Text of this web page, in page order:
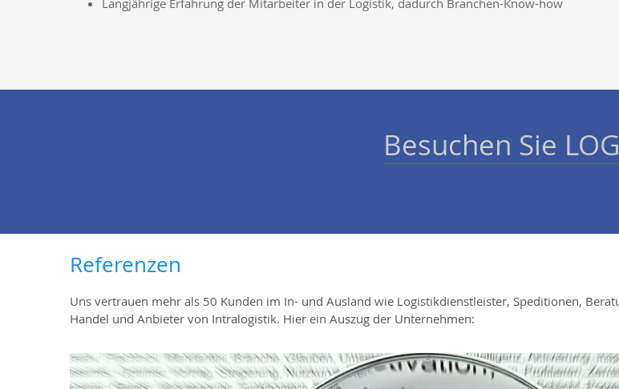
Langjährige Erfahrung der Mitarbeiter in der Logistik, dadurch Branchen-Know-how
Besuchen Sie
Referenzen
Uns vertrauen mehr als 50 Kunden im In- und Ausland wie Logistikdienstleister, Speditionen,
Handel und Anbieter von Intralogistik. Hier ein Auszug der Unternehmen: